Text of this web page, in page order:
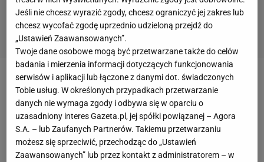
Gąsienica-Daniel uzyskała 20. czas eliminacji (27,18)
i zakwalifikowała się do 1/16finałuslalomu
równoległego. Startująca z 68. numeremPolka
straciła do najlepszej Amerykanki Mikaeli Shiffrin
1,18 s.
Jeśli nie chcesz wyrazić zgody, chcesz ograniczyć jej zakres lub
chcesz wycofać zgodę uprzednio udzieloną przejdź do
„Ustawień Zaawansowanych”.
Twoje dane osobowe mogą być przetwarzane także do celów
badania i mierzenia informacji dotyczących funkcjonowania
serwisów i aplikacji lub łączone z danymi dot. świadczonych
Tobie usług. W określonych przypadkach przetwarzanie
danych nie wymaga zgody i odbywa się w oparciu o
uzasadniony interes Gazeta.pl, jej spółki powiązanej – Agora
S.A. – lub Zaufanych Partnerów. Takiemu przetwarzaniu
możesz się sprzeciwić, przechodząc do „Ustawień
Zaawansowanych” lub przez kontakt z administratorem – w